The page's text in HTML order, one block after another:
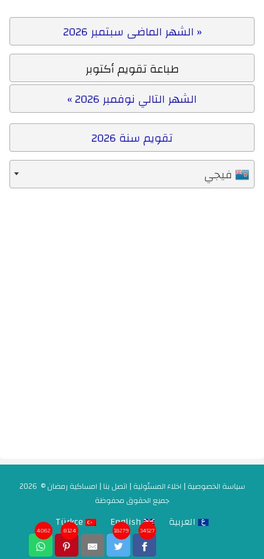
« الشهر الماضى سبتمبر 2026
طباعة تقويم أكتوبر
الشهر التالي نوفمبر 2026 »
تقويم سنة 2026
فيجي
سياسة الخصوصية | اخلاء المسئولية | اتصل بنا | امساكية رمضان
© 2026
جميع الحقوق محفوظة
العربية English
34527
18279
8124
4062